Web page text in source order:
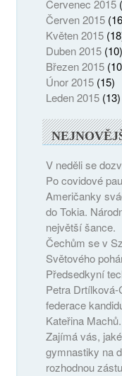
Červenec 2015
Červen 2015
Květen 2015
Duben 2015(10)
Březen 2015
Únor 2015(15)
Leden 2015(13)
V neděli se
Po covidové
Američanky
do Tokia.
největší šance.
Čechům se v
Světového
Předsedkyní
Petra
federace
Kateřina Machů.
Zajímá vás,
gymnastiky na
rozhodnou